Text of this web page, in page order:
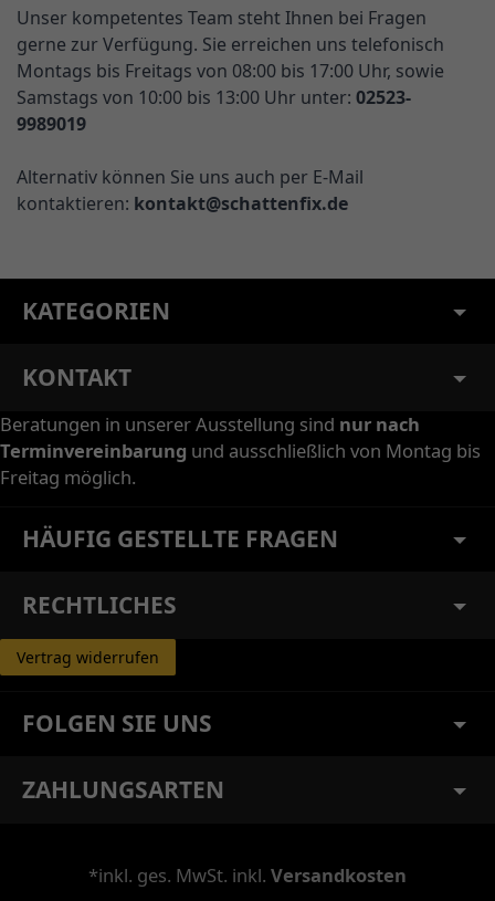
Unser kompetentes Team steht Ihnen bei Fragen
gerne zur Verfügung. Sie erreichen uns telefonisch
Montags bis Freitags von 08:00 bis 17:00 Uhr, sowie
Samstags von 10:00 bis 13:00 Uhr unter: 02523-
9989019
Alternativ können Sie uns auch per E-Mail
kontaktieren: kontakt@schattenfix.de
KATEGORIEN
KONTAKT
Beratungen in unserer Ausstellung sind nur nach
Terminvereinbarung und ausschließlich von Montag bis
Freitag möglich.
HÄUFIG GESTELLTE FRAGEN
RECHTLICHES
Vertrag widerrufen
FOLGEN SIE UNS
ZAHLUNGSARTEN
*inkl. ges. MwSt. inkl. Versandkosten